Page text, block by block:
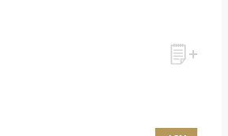
Abonnenten exklusives